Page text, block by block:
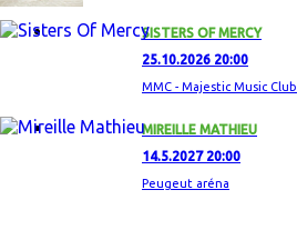
SISTERS OF MERCY
25.10.2026 20:00
MMC - Majestic Music Club
MIREILLE MATHIEU
14.5.2027 20:00
Peugeut aréna